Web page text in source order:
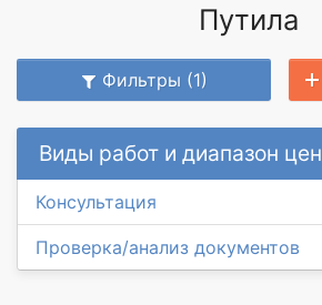
Путила
Фильтры (1)
Виды работ и диапазон цен
Консультация
Проверка/анализ документов